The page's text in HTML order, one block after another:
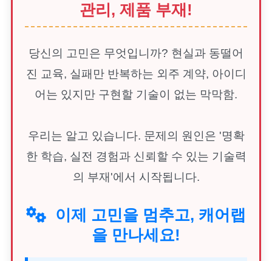
관리, 제품 부재!
당신의 고민은 무엇입니까? 현실과 동떨어
진 교육, 실패만 반복하는 외주 계약, 아이디
어는 있지만 구현할 기술이 없는 막막함.
우리는 알고 있습니다. 문제의 원인은 '명확
한 학습, 실전 경험과 신뢰할 수 있는 기술력
의 부재'에서 시작됩니다.
이제 고민을 멈추고, 캐어랩
을 만나세요!